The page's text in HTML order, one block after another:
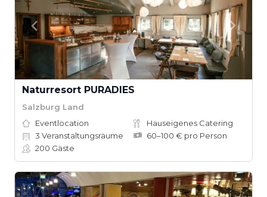
Naturresort PURADIES
Salzburg Land
Eventlocation
Hauseigenes Catering
3 Veranstaltungsräume
60–100 € pro Person
200 Gäste